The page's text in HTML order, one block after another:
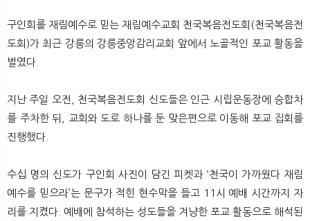
구인회를 재림예수로 믿는 재림예수교회 천국복음전도회(천국복음전
도회)가 최근 강릉의 강릉중앙감리교회 앞에서 노골적인 포교 활동을
벌였다.
지난 주일 오전, 천국복음전도회 신도들은 인근 시립운동장에 승합차
를 주차한 뒤, 교회와 도로 하나를 둔 맞은편으로 이동해 포교 집회를
진행했다.
수십 명의 신도가 구인회 사진이 담긴 피켓과 ‘천국이 가까웠다 재림
예수를 믿으라’는 문구가 적힌 현수막을 들고 11시 예배 시간까지 자
리를 지켰다. 예배에 참석하는 성도들을 겨냥한 포교 활동으로 해석된